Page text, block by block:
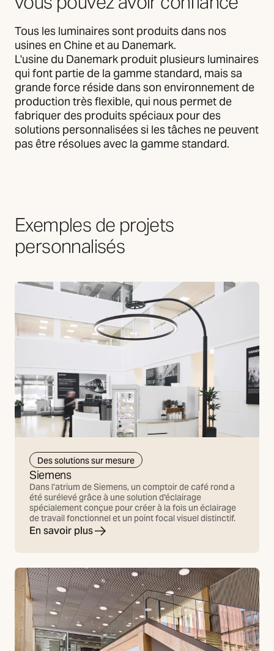
Tous les luminaires sont produits dans nos
usines en Chine et au Danemark.
L'usine du Danemark produit plusieurs luminaires
qui font partie de la gamme standard, mais sa
grande force réside dans son environnement de
production très flexible, qui nous permet de
fabriquer des produits spéciaux pour des
solutions personnalisées si les tâches ne peuvent
pas être résolues avec la gamme standard.
Exemples de projets
personnalisés
Nous avons réalisé un large éventail de projets
Des solutions sur mesure
Siemens
Dans l'atrium de Siemens, un comptoir de café rond a
été surélevé grâce à une solution d'éclairage
spécialement conçue pour créer à la fois un éclairage
de travail fonctionnel et un point focal visuel distinctif.
En savoir plus